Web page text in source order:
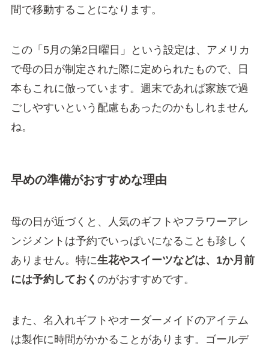
間で移動することになります。
この「5月の第2日曜日」という設定は、アメリカ
で母の日が制定された際に定められたもので、日
本もこれに倣っています。週末であれば家族で過
ごしやすいという配慮もあったのかもしれません
ね。
早めの準備がおすすめな理由
母の日が近づくと、人気のギフトやフラワーアレ
ンジメントは予約でいっぱいになることも珍しく
ありません。特に生花やスイーツなどは、1か月前
には予約しておく のがおすすめです。
また、名入れギフトやオーダーメイドのアイテム
は製作に時間がかかることがあります。ゴールデ